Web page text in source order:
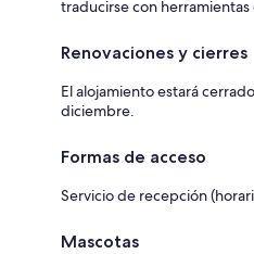
traducirse con
Renovaciones y cierres
El alojamiento estará
diciembre.
Formas de acceso
Servicio de recepción
Mascotas